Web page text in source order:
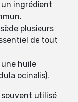
un ingrédient
plusieurs
de tout
huile
ocinalis).
souvent utilisé